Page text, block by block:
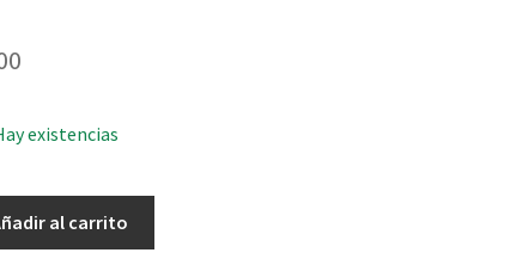
existencias
al carrito